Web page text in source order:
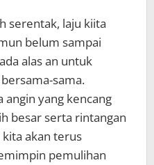
serentak, laju kiita
belum sampai
alas an untuk
sama.
angin yang kencang
besar serta rintangan
akan terus
pemulihan